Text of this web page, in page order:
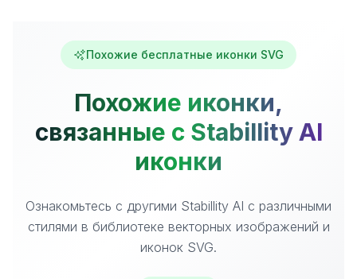
Похожие бесплатные иконки SVG
Похожие иконки,
связанные с Stabillity AI
иконки
Ознакомьтесь с другими Stabillity AI с различными
стилями в библиотеке векторных изображений и
иконок SVG.